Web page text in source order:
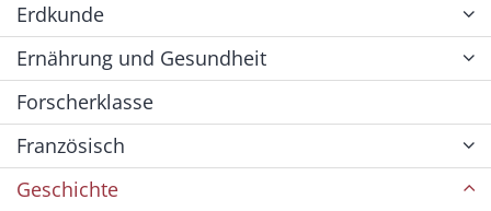
Erdkunde
Ernährung und Gesundheit
Forscherklasse
Französisch
Geschichte